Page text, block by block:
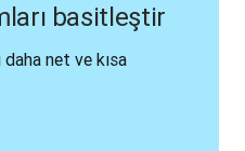
basitleştir
net ve kısa